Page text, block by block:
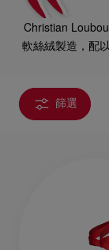
Christian
軟絲絨製造，配
篩選